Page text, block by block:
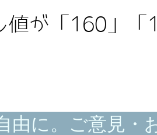
値が「160」
由に。ご意見・